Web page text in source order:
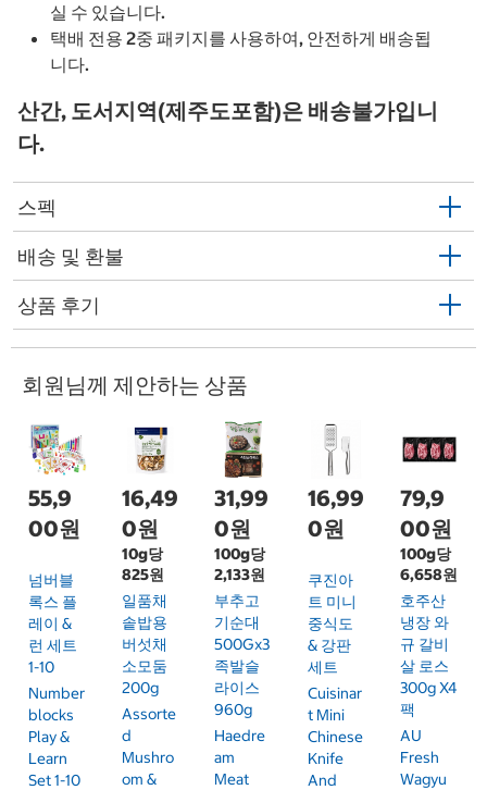
실 수 있습니다.
택배 전용 2중 패키지를 사용하여, 안전하게 배송됩
니다.
산간, 도서지역(제주도포함)은 배송불가입니
다.
스펙
배송 및 환불
상품 후기
회원님께 제안하는 상품
55,9
00원
넘버블
록스 플
레이 &
런 세트
1-10
Number
Blocks
Play &
Learn
Set 1-10
16,49
0원
10g당
825원
일품채
솥밥용
버섯채
소모둠
200g
Assorte
D
Mushro
Om &
31,99
0원
100g당
2,133원
부추고
기순대
500Gx3
족발슬
라이스
960g
Haedre
Am
Meat
16,99
0원
쿠진아
트 미니
중식도
& 강판
세트
Cuisinar
T Mini
Chinese
Knife
And
79,9
00원
100g당
6,658원
호주산
냉장 와
규 갈비
살 로스
300g X4
팩
AU
Fresh
Wagyu